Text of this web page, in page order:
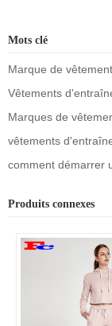
Mots clé
Marque de
Vêtements
Marques de
vêtements
comment démarrer
Produits connexes